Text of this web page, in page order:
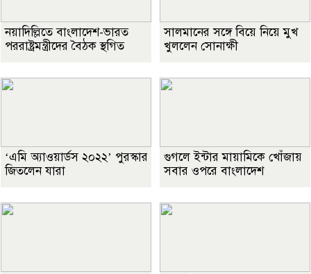
নয়াদিল্লিতে বাংলাদেশ-ভারত
পররাষ্ট্রমন্ত্রীদের বৈঠক স্থগিত
সালমানের সঙ্গে বিয়ে নিয়ে মুখ
খুললেন সোনাক্ষী
‘এমি অ্যাওয়ার্ডস ২০২২’ পুরস্কার
জিতলেন যারা
গুগলে ইন্টার মায়ামিকে খোঁজায়
সবার ওপরে বাংলাদেশ